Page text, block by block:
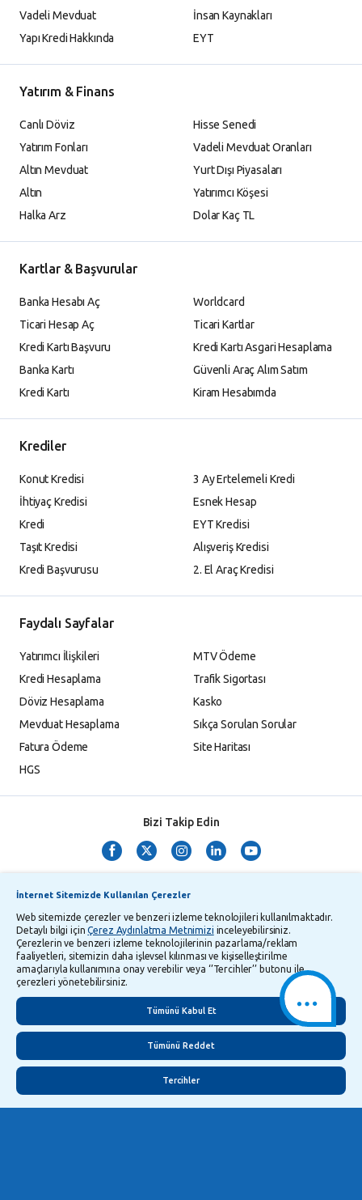
Vadeli Mevduat
Yapı Kredi Hakkında
İnsan Kaynakları
EYT
Yatırım & Finans
Canlı Döviz
Yatırım Fonları
Altın Mevduat
Altın
Halka Arz
Hisse Senedi
Vadeli Mevduat Oranları
Yurt Dışı Piyasaları
Yatırımcı Köşesi
Dolar Kaç TL
Kartlar & Başvurular
Banka Hesabı Aç
Ticari Hesap Aç
Kredi Kartı Başvuru
Banka Kartı
Kredi Kartı
Worldcard
Ticari Kartlar
Kredi Kartı Asgari Hesaplama
Güvenli Araç Alım Satım
Kiram Hesabımda
Krediler
Konut Kredisi
İhtiyaç Kredisi
Kredi
Taşıt Kredisi
Kredi Başvurusu
3 Ay Ertelemeli Kredi
Esnek Hesap
EYT Kredisi
Alışveriş Kredisi
2. El Araç Kredisi
Faydalı Sayfalar
Yatırımcı İlişkileri
Kredi Hesaplama
Döviz Hesaplama
Mevduat Hesaplama
Fatura Ödeme
HGS
MTV Ödeme
Trafik Sigortası
Kasko
Sıkça Sorulan Sorular
Site Haritası
Bizi Takip Edin
TMSF ve YTM Zaman Aşımı Listesi Bilgi Toplumu Hizmetleri
Kişisel Verilerin Korunması Gizlilik Politikası Çerez Aydınlatma Metni
İletişim English
Yapı ve Kredi Bankası A.Ş.
İnternet Sitemizde Kullanılan Çerezler
Web sitemizde çerezler ve benzeri izleme teknolojileri kullanılmaktadır.
Detaylı bilgi içinÇerez Aydınlatma Metnimizi inceleyebilirsiniz.
Çerezlerin ve benzeri izleme teknolojilerinin pazarlama/reklam
faaliyetleri, sitemizin daha işlevsel kılınması ve kişiselleştirilme
amaçlarıyla kullanımına onay verebilir veya ‘’Tercihler’’ butonu ile
çerezleri yönetebilirsiniz.
Tercihler
Tümünü Reddet
Tümünü Kabul Et